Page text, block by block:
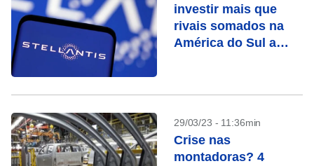
investir mais que
rivais somados na
América do Sul a
29/03/23 - 11:36min
Crise nas
montadoras? 4